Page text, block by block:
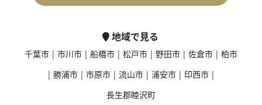
地域で見る
千葉市 | 市川市 | 船橋市 | 松戸市 | 野田市 | 佐倉市 | 柏市
| 勝浦市 | 市原市 | 流山市 | 浦安市 | 印西市 |
長生郡睦沢町